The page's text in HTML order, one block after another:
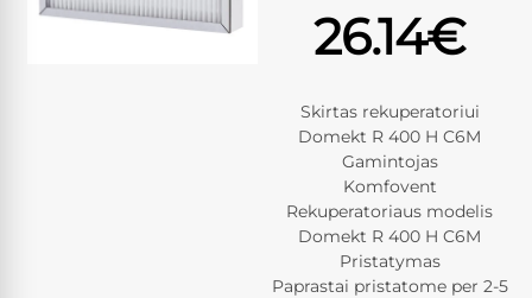
26.14€
Skirtas rekuperatoriui
Domekt R 400 H C6M
Gamintojas
Komfovent
Rekuperatoriaus modelis
Domekt R 400 H C6M
Pristatymas
Paprastai pristatome per 2-5